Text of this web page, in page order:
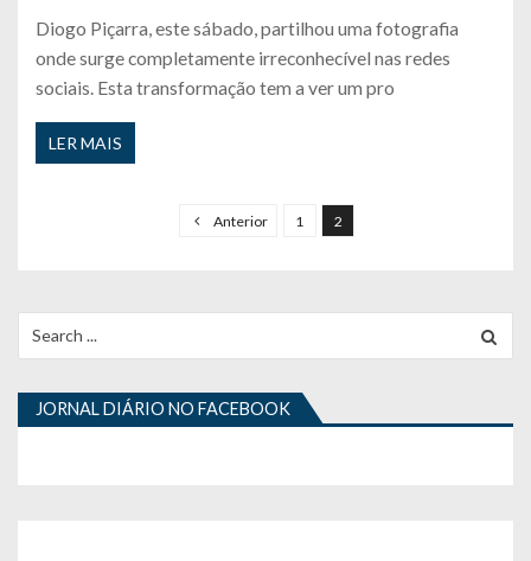
Diogo Piçarra, este sábado, partilhou uma fotografia
onde surge completamente irreconhecível nas redes
sociais. Esta transformação tem a ver um pro
LER MAIS
n
a
ç
ã
Anterior 1 2
for:
JORNAL DIÁRIO NO FACEBOOK